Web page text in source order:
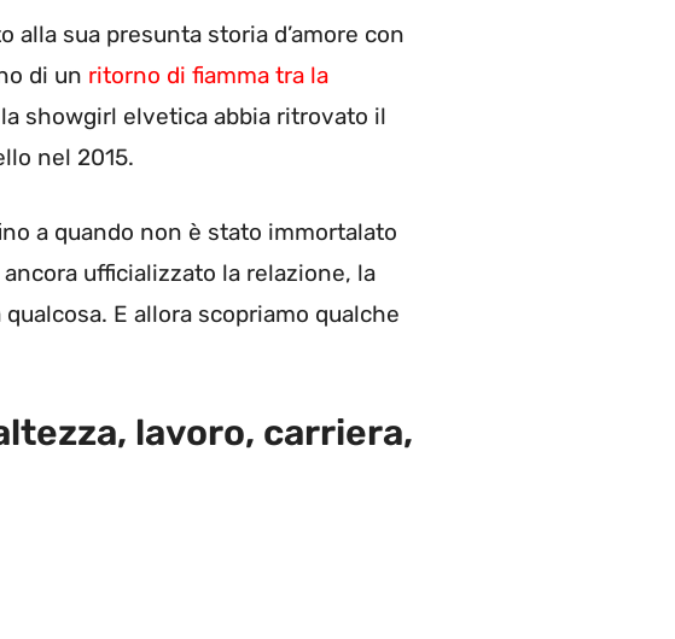
alla sua presunta storia d’amore con
di un ritorno di fiamma tra la
showgirl elvetica abbia ritrovato il
nel 2015.
a quando non è stato immortalato
ufficializzato la relazione, la
E allora scopriamo qualche
lavoro, carriera,